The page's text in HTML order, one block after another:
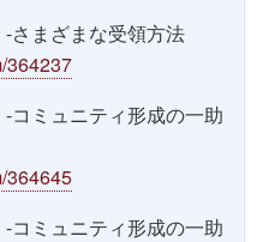
さまざまな受領方法
364237
コミュニティ形成の一助
364645
コミュニティ形成の一助